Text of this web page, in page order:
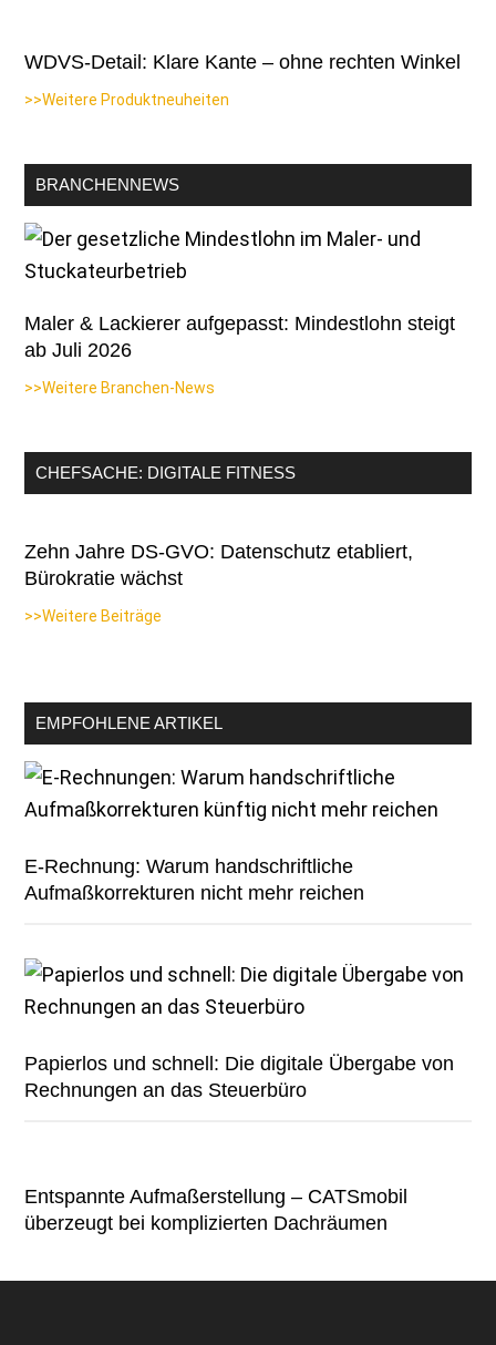
WDVS-Detail: Klare Kante – ohne rechten Winkel
>>Weitere Produktneuheiten
BRANCHENNEWS
Maler & Lackierer aufgepasst: Mindestlohn steigt
ab Juli 2026
>>Weitere Branchen-News
CHEFSACHE: DIGITALE FITNESS
Zehn Jahre DS-GVO: Datenschutz etabliert,
Bürokratie wächst
>>Weitere Beiträge
EMPFOHLENE ARTIKEL
E-Rechnung: Warum handschriftliche
Aufmaßkorrekturen nicht mehr reichen
Papierlos und schnell: Die digitale Übergabe von
Rechnungen an das Steuerbüro
Entspannte Aufmaßerstellung – CATSmobil
überzeugt bei komplizierten Dachräumen